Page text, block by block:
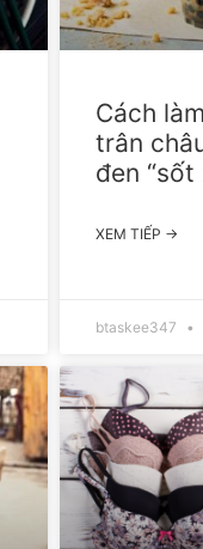
Cách
trân
đen “sốt
XEM TIẾP →
btaskee347